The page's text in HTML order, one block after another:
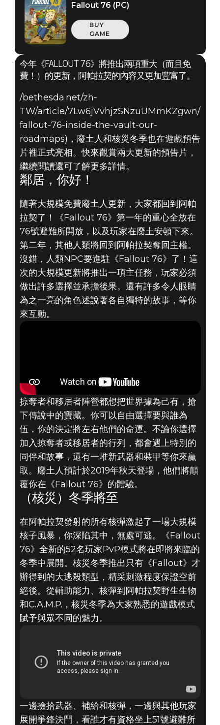
Fallout 76
2019年6月09日
《FALLOUT
76》：廢土人與
核災冬季正式亮
相
Fallout 76 (PC)
BUY
GAME
今年《FALLOUT 76》將推出兩項重大（而且免
費！）的更新，阿帕拉契的內容又更加豐富了。
/bethesda.net/zh-
TW/article/7Lw6jVvhjzSNzuUMmKZgwn/
fallout-76-inside-the-vault-our-
roadmaps)，廢土人和核災冬季也在遊戲預告
片裡正式亮相。快來觀賞兩大更新的預告片，
繼續閱讀還可了解更多詳情。
鄰居，你好！
隨著大規模免費廢土人更新，大家都回到阿帕
拉契了！《Fallout 76》第一年的重心全放在
76號避難所開放，以及玩家在廢土安頓下來。
第二年，其他人類將回到阿帕拉契奪回主權。
沒錯，人類NPC要進駐《Fallout 76》了！這
次的大規模更新將推出一項主任務，玩家必須
做出許多選擇並承擔後果。還有許多令人眼睛
為之一亮的角色述說著各自獨特的故事，等你
來互動。
掠奪者和移居者陣營都想把世界據為己有，搶
下傳說中的寶藏。你可以自由選擇要與誰為
伍，你的決定將左右他們的命運。不論你選擇
加入掠奪者或移居者的行列，都會遇上特別的
同伴和故事，還有一堆新武器和裝甲等你來贏
取。廢土人預計於2019年秋天登場，他們將顛
覆你在《Fallout 76》的體驗。
（核災）冬季將至
在阿帕拉契發射的所有核彈激起了一場大規模
核子風暴，你深陷其中，無處可逃。《Fallout
76》全新的52名玩家PvP模式將在即將來臨的
冬季中展開。核災冬季推出只有《Fallout》才
辦得到的大逃殺類型，精采刺激程度保證空前
絕後。從輔助能力、核彈到阿帕拉契野生生物
和C.A.M.P.，核災冬季為大家熟悉的遊戲模式
賦予與眾不同的魅力。
一邊撿拾武器、補給和核彈，一邊與其他玩家
展開爭鋒決鬥，看誰才有資格坐上51號避難所